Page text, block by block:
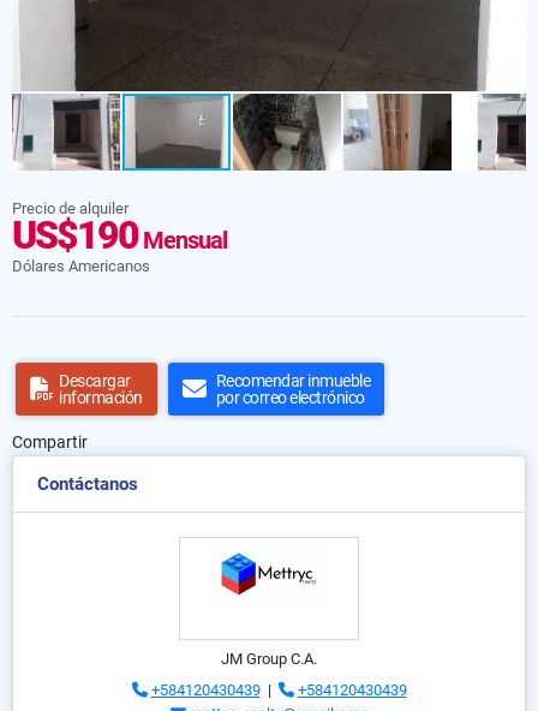
Precio de alquiler
US$190Mensual
Dólares Americanos
Descargar
información
Recomendar inmueble
por correo electrónico
Compartir
Contáctanos
JM Group C.A.
+584120430439|
+584120430439